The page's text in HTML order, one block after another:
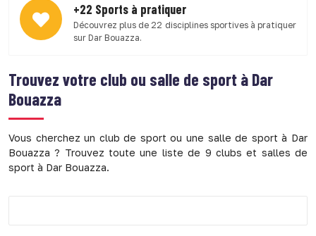
+22 Sports à pratiquer
Découvrez plus de 22 disciplines sportives à pratiquer
sur Dar Bouazza.
Trouvez votre club ou salle de sport à Dar
Bouazza
Vous cherchez un club de sport ou une salle de sport à Dar
Bouazza ? Trouvez toute une liste de 9 clubs et salles de
sport à Dar Bouazza.